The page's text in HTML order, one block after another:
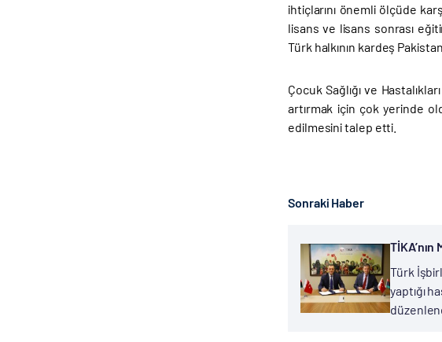
ihtiçlarını önemli ölçüde
lisans ve lisans sonrası
Türk halkının kardeş
Çocuk Sağlığı ve
artırmak için çok yerinde
edilmesini talep etti.
Sonraki Haber
Türk
yaptığı